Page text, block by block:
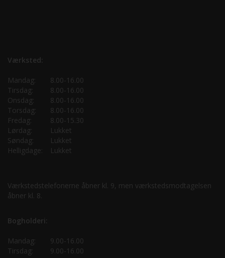
Værksted:
Mandag:
8.00-16.00
Tirsdag:
8.00-16.00
Onsdag:
8.00-16.00
Torsdag:
8.00-16.00
Fredag:
8.00-15.30
Lørdag:
Lukket
Søndag:
Lukket
Helligdage:
Lukket
Værkstedstelefonerne åbner kl. 9, men værkstedsmodtagelsen
åbner kl. 8.
Bogholderi:
Mandag:
9.00-16.00
Tirsdag:
9.00-16.00